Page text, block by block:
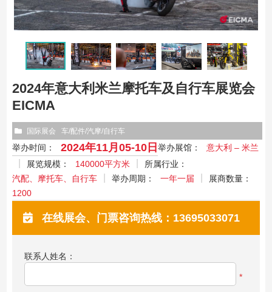
2024年意大利米兰摩托车及自行车展览会
EICMA
国际展会 车/配件/汽摩/自行车
举办时间： 2024年11月05-10日 举办展馆：
意大利 – 米兰
展览规模：
140000平方米
所属行业：
汽配、摩托车、自行车
举办周期： 一年一届
展商数量：
1200
在线展会、门票咨询热线：13695033071
联系人姓名：
*